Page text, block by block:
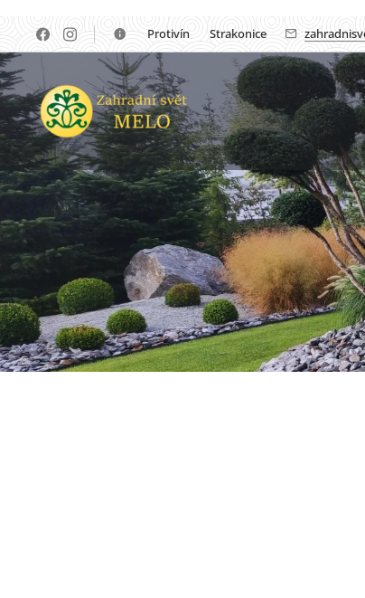
🏡Protivín 🏡 Strakonice